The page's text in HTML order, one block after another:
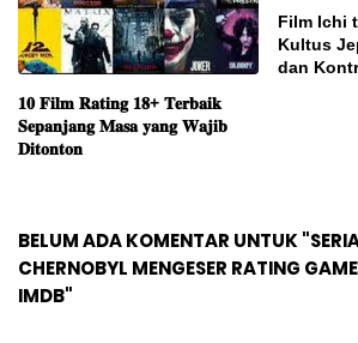
𝟏𝟎 𝐅𝐢𝐥𝐦 𝐑𝐚𝐭𝐢𝐧𝐠 𝟏𝟖+ 𝐓𝐞𝐫𝐛𝐚𝐢𝐤
𝐒𝐞𝐩𝐚𝐧𝐣𝐚𝐧𝐠 𝐌𝐚𝐬𝐚 𝐲𝐚𝐧𝐠 𝐖𝐚𝐣𝐢𝐛
𝐃𝐢𝐭𝐨𝐧𝐭𝐨𝐧
Film Ichi
Kultus
dan
BELUM ADA KOMENTAR UNTUK
CHERNOBYL MENGESER RATING
IMDB"